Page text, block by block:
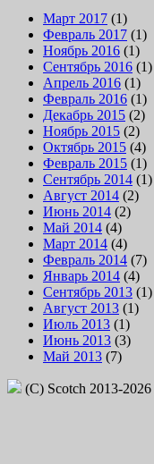
Март 2017 (1)
Февраль 2017 (1)
Ноябрь 2016 (1)
Сентябрь 2016 (1)
Апрель 2016 (1)
Февраль 2016 (1)
Декабрь 2015 (2)
Ноябрь 2015 (2)
Октябрь 2015 (4)
Февраль 2015 (1)
Сентябрь 2014 (1)
Август 2014 (2)
Июнь 2014 (2)
Май 2014 (4)
Март 2014 (4)
Февраль 2014 (7)
Январь 2014 (4)
Сентябрь 2013 (1)
Август 2013 (1)
Июль 2013 (1)
Июнь 2013 (3)
Май 2013 (7)
(C) Scotch 2013-2026